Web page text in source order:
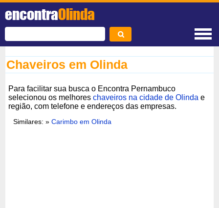
encontraOlinda
Chaveiros em Olinda
Para facilitar sua busca o Encontra Pernambuco
selecionou os melhoreschaveiros na cidade de Olinda e
região, com telefone e endereços das empresas.
Similares: »Carimbo em Olinda